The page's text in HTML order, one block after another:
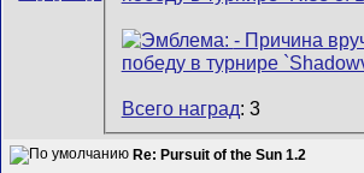
Всего наград: 3
Re: Pursuit of the Sun 1.2